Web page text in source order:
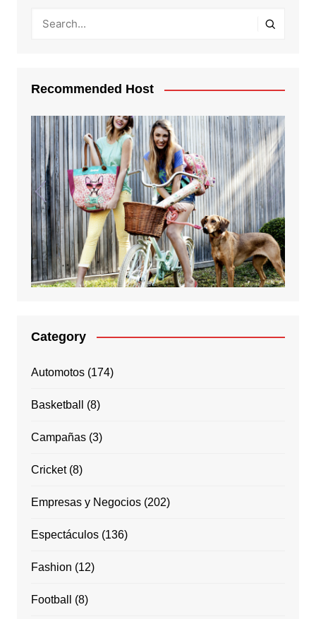
Recommended Host
Category
Automotos(174)
Basketball (8)
Campañas(3)
Cricket(8)
Empresas y Negocios(202)
Espectáculos(136)
Fashion (12)
Football (8)